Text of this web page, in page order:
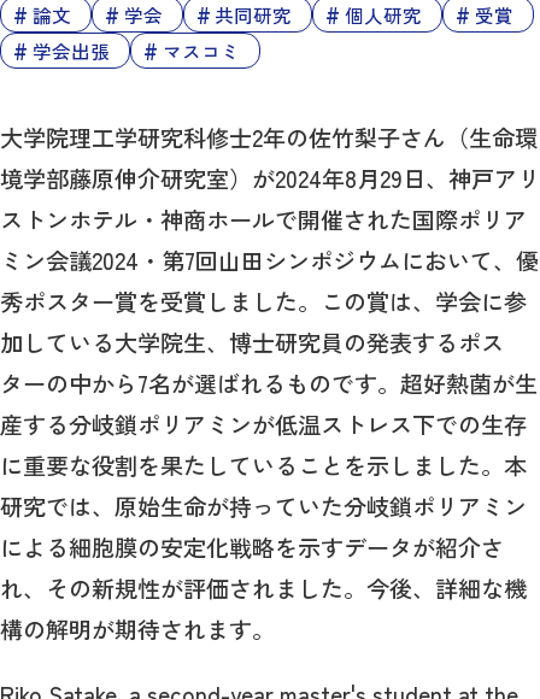
論文 学会 共同研究 個人研究
受賞
学会出張
マスコミ
大学院理工学研究科修士2年の佐竹梨子さん（生命環
境学部藤原伸介研究室）が2024年8月29日、神戸アリ
ストンホテル・神商ホールで開催された国際ポリア
ミン会議2024・第7回山田シンポジウムにおいて、優
秀ポスター賞を受賞しました。この賞は、学会に参
加している大学院生、博士研究員の発表するポス
ターの中から7名が選ばれるものです。超好熱菌が生
産する分岐鎖ポリアミンが低温ストレス下での生存
に重要な役割を果たしていることを示しました。本
研究では、原始生命が持っていた分岐鎖ポリアミン
による細胞膜の安定化戦略を示すデータが紹介さ
れ、その新規性が評価されました。今後、詳細な機
構の解明が期待されます。